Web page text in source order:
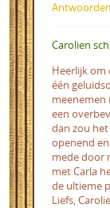
Antwoorden
Carolien
Heerlijk om
één
meenemen
een
dan zou het
openend
mede door
met Carla
de ultieme
Liefs,